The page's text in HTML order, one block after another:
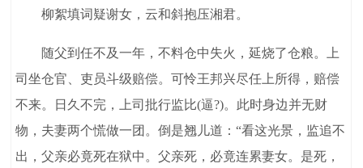
柳絮填词疑谢女，云和斜抱压湘君。
随父到任不及一年，不料仓中失火，延烧了仓粮。上
司坐仓官、吏员斗级赔偿。可怜王邦兴尽任上所得，赔偿
不来。日久不完，上司批行监比(逼?)。此时身边并无财
物，夫妻两个慌做一团。倒是翘儿道：“看这光景，监追不
出，父亲必竟死在狱中。父亲死，必竟连累妻女。是死，